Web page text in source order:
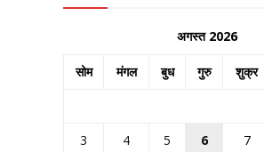
अगस्त 2026
सोम मंगल बुध गुरु शुक्र
3
4 5 6 7